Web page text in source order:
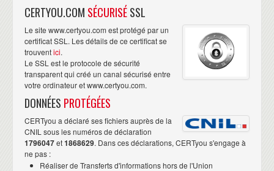
CERTYOU.COM SÉCURISÉSSL
Le site www.certyou.com est protégé par un
certificat SSL. Les détails de ce certificat se
trouventici.
Le SSL est le protocole de sécurité
transparent qui créé un canal sécurisé entre
votre ordinateur et www.certyou.com.
DONNÉES PROTÉGÉES
CERTyou a déclaré ses fichiers auprès de la
CNIL sous les numéros de déclaration
1796047et1868629. Dans ces déclarations, CERTyou s'engage à
ne pas :
Réaliser de Transferts d'informations hors de l'Union